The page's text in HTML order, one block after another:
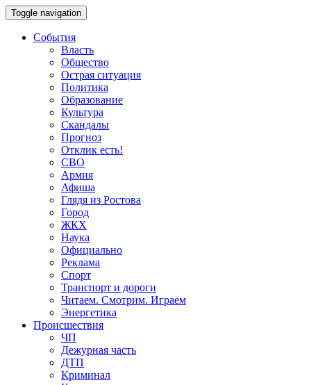
Toggle navigation
События
Власть
Общество
Острая ситуация
Политика
Образование
Культура
Скандалы
Прогноз
Отклик есть!
СВО
Армия
Афиша
Глядя из Ростова
Город
ЖКХ
Наука
Официально
Реклама
Спорт
Транспорт и дороги
Читаем. Смотрим. Играем
Энергетика
Происшествия
ЧП
Дежурная часть
ДТП
Криминал